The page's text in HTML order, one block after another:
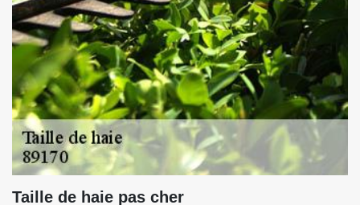
Taille de haie pas cher